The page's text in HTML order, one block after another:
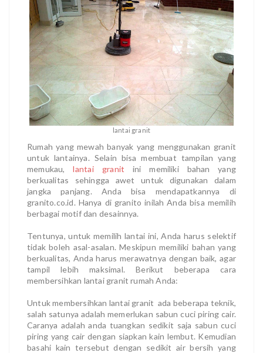
lantai granit
Rumah yang mewah banyak yang menggunakan granit
untuk lantainya. Selain bisa membuat tampilan yang
memukau,lantai granit ini memiliki bahan yang
berkualitas sehingga awet untuk digunakan dalam
jangka panjang. Anda bisa mendapatkannya di
granito.co.id. Hanya di granito inilah Anda bisa memilih
berbagai motif dan desainnya.
Tentunya, untuk memilih lantai ini, Anda harus selektif
tidak boleh asal-asalan. Meskipun memiliki bahan yang
berkualitas, Anda harus merawatnya dengan baik, agar
tampil lebih maksimal. Berikut beberapa cara
membersihkan lantai granit rumah Anda:
Untuk membersihkan lantai granit ada beberapa teknik,
salah satunya adalah memerlukan sabun cuci piring cair.
Caranya adalah anda tuangkan sedikit saja sabun cuci
piring yang cair dengan siapkan kain lembut. Kemudian
basahi kain tersebut dengan sedikit air bersih yang